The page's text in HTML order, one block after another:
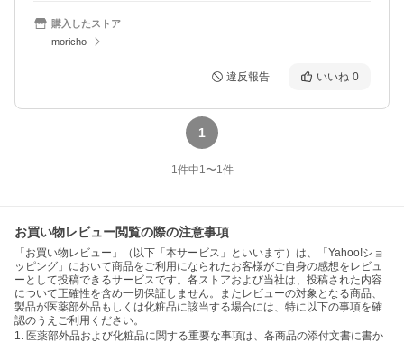
購入したストア
moricho
違反報告 いいね 0
1
1件中1〜1件
お買い物レビュー閲覧の際の注意事項
「お買い物レビュー」（以下「本サービス」といいます）は、「Yahoo!ショ
ッピング」において商品をご利用になられたお客様がご自身の感想をレビュ
ーとして投稿できるサービスです。各ストアおよび当社は、投稿された内容
について正確性を含め一切保証しません。またレビューの対象となる商品、
製品が医薬部外品もしくは化粧品に該当する場合には、特に以下の事項を確
認のうえご利用ください。
1. 医薬部外品および化粧品に関する重要な事項は、各商品の添付文書に書か